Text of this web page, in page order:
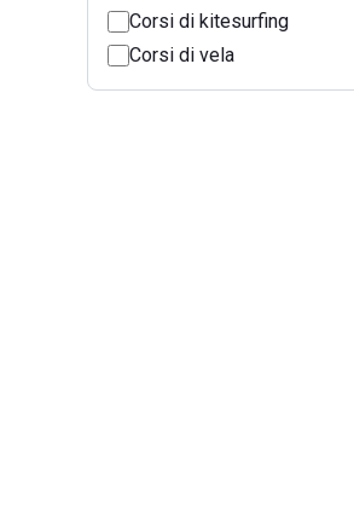
Corsi di kitesurfing
Corsi di vela